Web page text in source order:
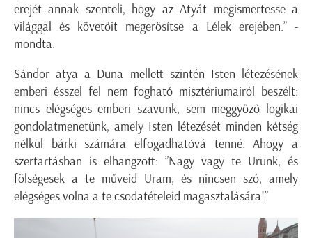
erejét annak szenteli, hogy az Atyát megismertesse a
világgal és követőit megerősítse a Lélek erejében.” -
mondta.
Sándor atya a Duna mellett szintén Isten létezésének
emberi ésszel fel nem fogható misztériumairól beszélt:
nincs elégséges emberi szavunk, sem meggyőző logikai
gondolatmenetünk, amely Isten létezését minden kétség
nélkül bárki számára elfogadhatóvá tenné. Ahogy a
szertartásban is elhangzott: ”Nagy vagy te Urunk, és
fölségesek a te műveid Uram, és nincsen szó, amely
elégséges volna a te csodatételeid magasztalására!”